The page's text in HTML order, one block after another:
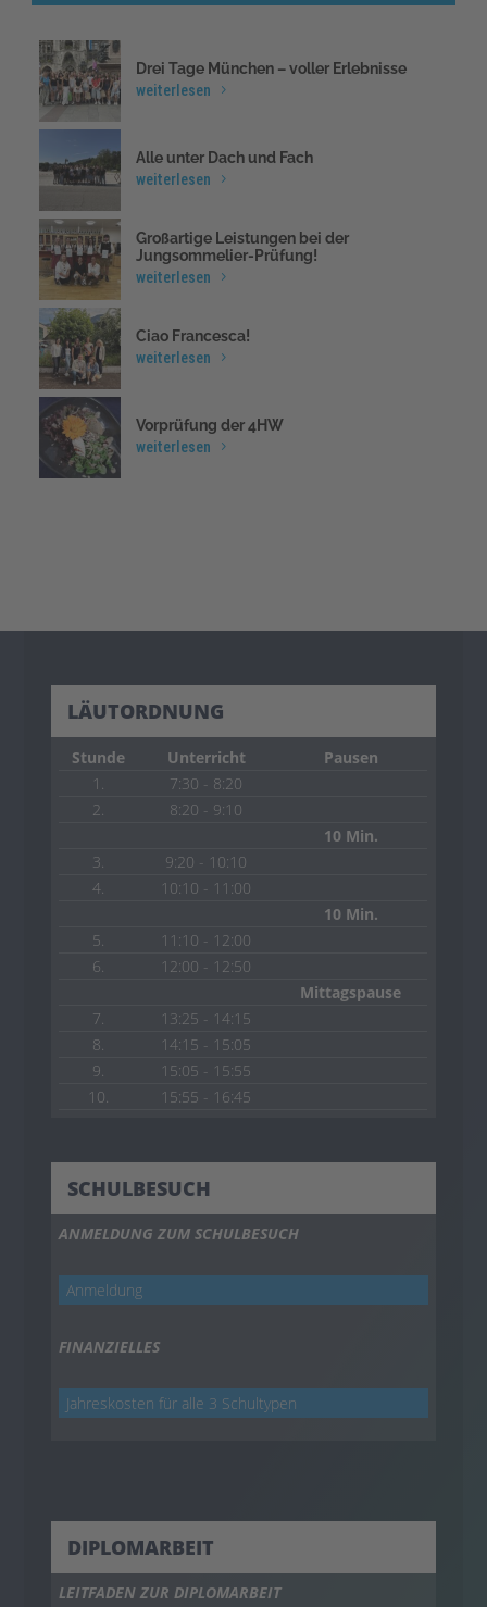
Drei Tage München – voller Erlebnisse
weiterlesen
Alle unter Dach und Fach
weiterlesen
Großartige Leistungen bei der
Jungsommelier-Prüfung!
weiterlesen
Ciao Francesca!
weiterlesen
Vorprüfung der 4HW
weiterlesen
LÄUTORDNUNG
Stunde Unterricht
Pausen
1.
7:30 - 8:20
2.
8:20 - 9:10
10 Min.
3.
9:20 - 10:10
4.
10:10 - 11:00
10 Min.
5.
11:10 - 12:00
6.
12:00 - 12:50
Mittagspause
7.
13:25 - 14:15
8.
14:15 - 15:05
9.
15:05 - 15:55
10.
15:55 - 16:45
SCHULBESUCH
ANMELDUNG ZUM SCHULBESUCH
Anmeldung
FINANZIELLES
Jahreskosten für alle 3 Schultypen
DIPLOMARBEIT
LEITFADEN ZUR DIPLOMARBEIT